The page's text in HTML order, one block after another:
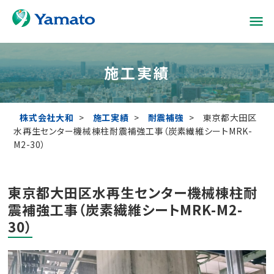
menu
施工実績
株式会社大和 > 施工実績 > 耐震補強 >
東京都大田区
水再生センター機械棟柱耐震補強工事（炭素繊維シートMRK-
M2-30）
東京都大田区水再生センター機械棟柱耐
震補強工事（炭素繊維シートMRK-M2-
30）